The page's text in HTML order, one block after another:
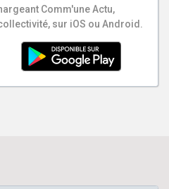
Comm'une Actu,
sur iOS ou Android.